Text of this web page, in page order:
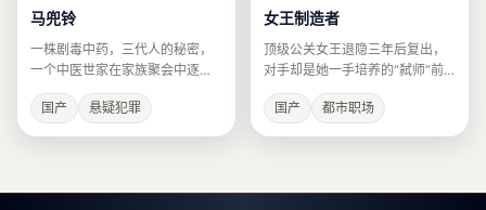
马兜铃
一株剧毒中药，三代人的秘密，
一个中医世家在家族聚会中逐渐
崩塌。
国产
悬疑犯罪
女王制造者
顶级公关女王退隐三年后复出，
对手却是她一手培养的“弑师”前
徒弟。
国产
都市职场